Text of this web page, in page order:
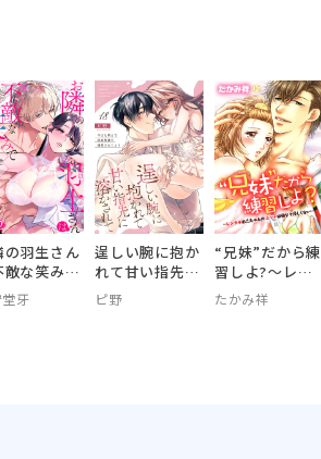
の羽生さん
敵な笑みで
てきます
牙
逞しい腕に抱か
れて甘い指先に
溶かされて～今
日も朝まで密着
ピ野
“兄妹”だから練
習しよ?～レン
タルお兄ちゃん
のエッチは強引
たかみ祥